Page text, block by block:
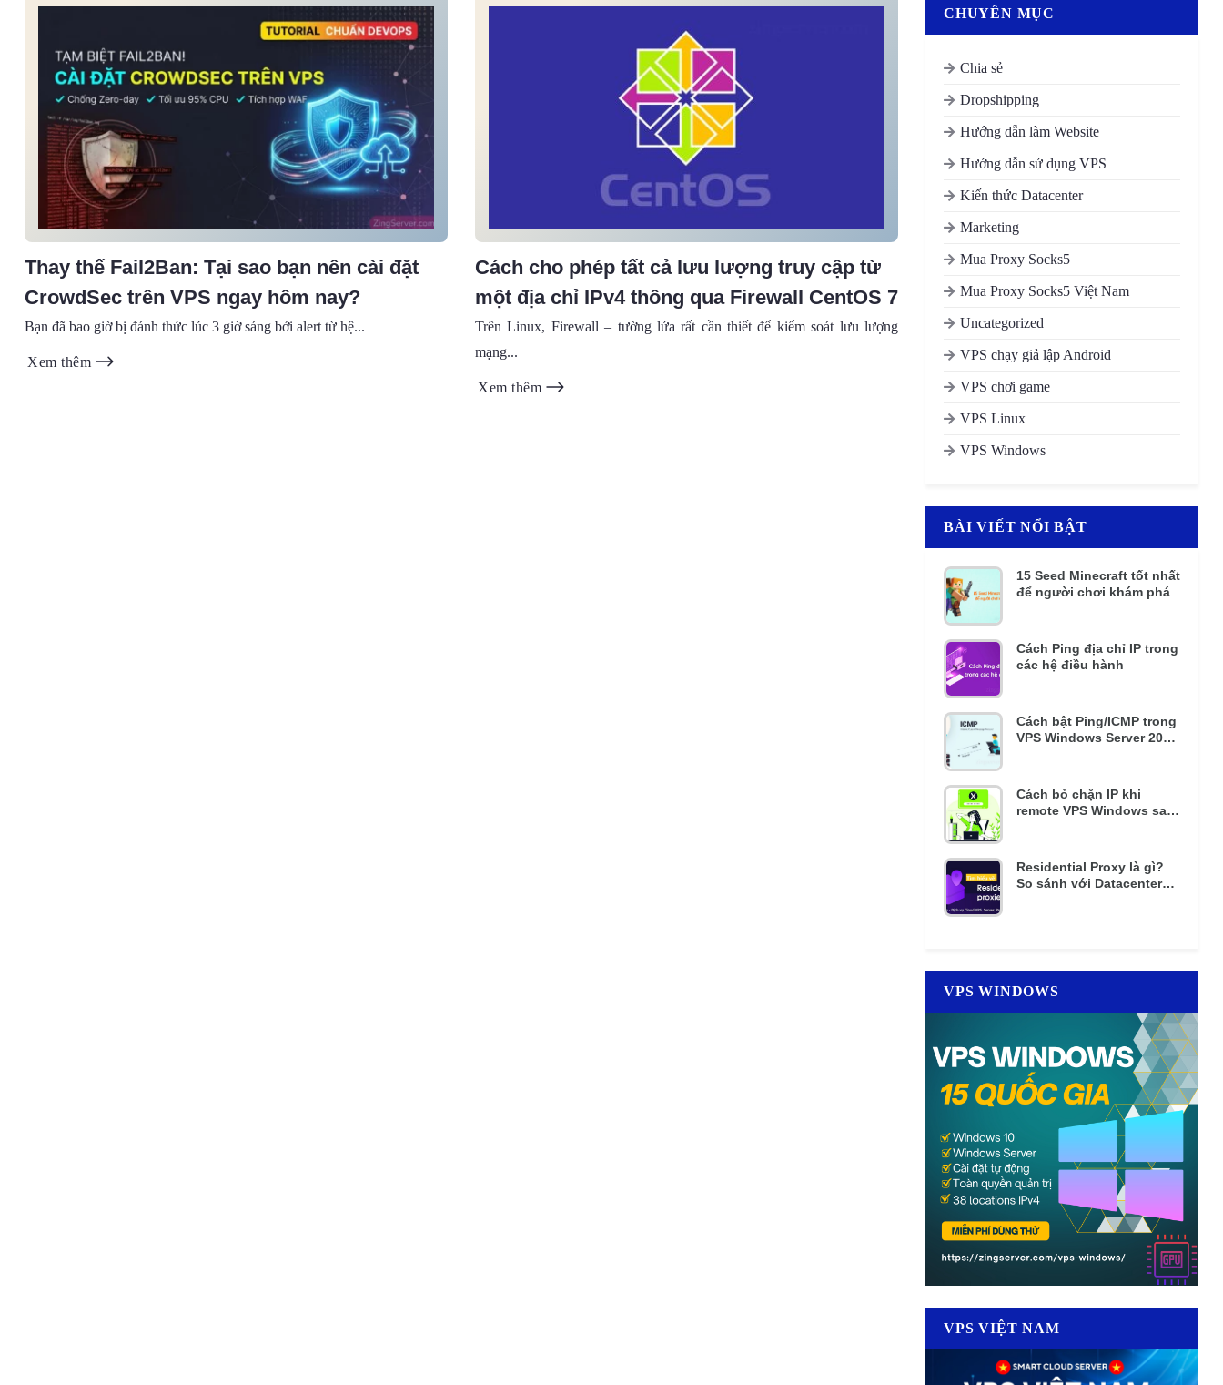
Thay thế Fail2Ban: Tại sao bạn nên cài đặt
CrowdSec trên VPS ngay hôm nay?
Bạn đã bao giờ bị đánh thức lúc 3 giờ sáng bởi alert từ hệ...
Xem thêm
Cách cho phép tất cả lưu lượng truy cập từ
một địa chỉ IPv4 thông qua Firewall CentOS 7
Trên Linux, Firewall – tường lửa rất cần thiết để kiểm soát lưu lượng
mạng...
Xem thêm
CHUYÊN MỤC
Chia sẻ
Dropshipping
Hướng dẫn làm Website
Hướng dẫn sử dụng VPS
Kiến thức Datacenter
Marketing
Mua Proxy Socks5
Mua Proxy Socks5 Việt Nam
Uncategorized
VPS chạy giả lập Android
VPS chơi game
VPS Linux
VPS Windows
BÀI VIẾT NỔI BẬT
15 Seed Minecraft tốt nhất
để người chơi khám phá
Cách Ping địa chỉ IP trong
các hệ điều hành
Cách bật Ping/ICMP trong
VPS Windows Server 2016
Cách bỏ chặn IP khi
remote VPS Windows sai
Residential Proxy là gì?
So sánh với Datacenter
VPS WINDOWS
VPS VIỆT NAM